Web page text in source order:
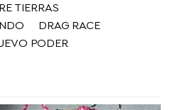
TIERRAS
DRAG RACE
PODER